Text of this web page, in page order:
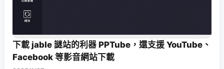
下載 jable 謎站的利器 PPTube，還支援 YouTube、
Facebook 等影音網站下載